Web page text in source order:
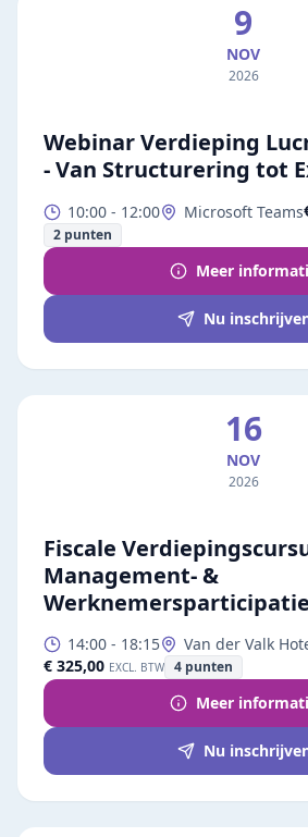
9
NOV
2026
Webinar Verdieping
- Van Structurering tot
10:00 - 12:00 Microsoft Teams
2 punten
Meer
Nu
16
NOV
2026
Fiscale
Management- &
Werknemersparticipatie
14:00 - 18:15
Van der Valk
€ 325,00 EXCL. BTW 4 punten
Meer
Nu